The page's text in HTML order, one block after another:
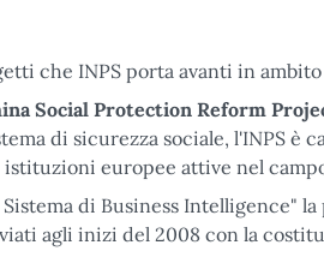
che INPS porta avanti in ambito
Social Protection Reform
di sicurezza sociale, l'INPS è
europee attive nel
di Business Intelligence"
agli inizi del 2008 con la